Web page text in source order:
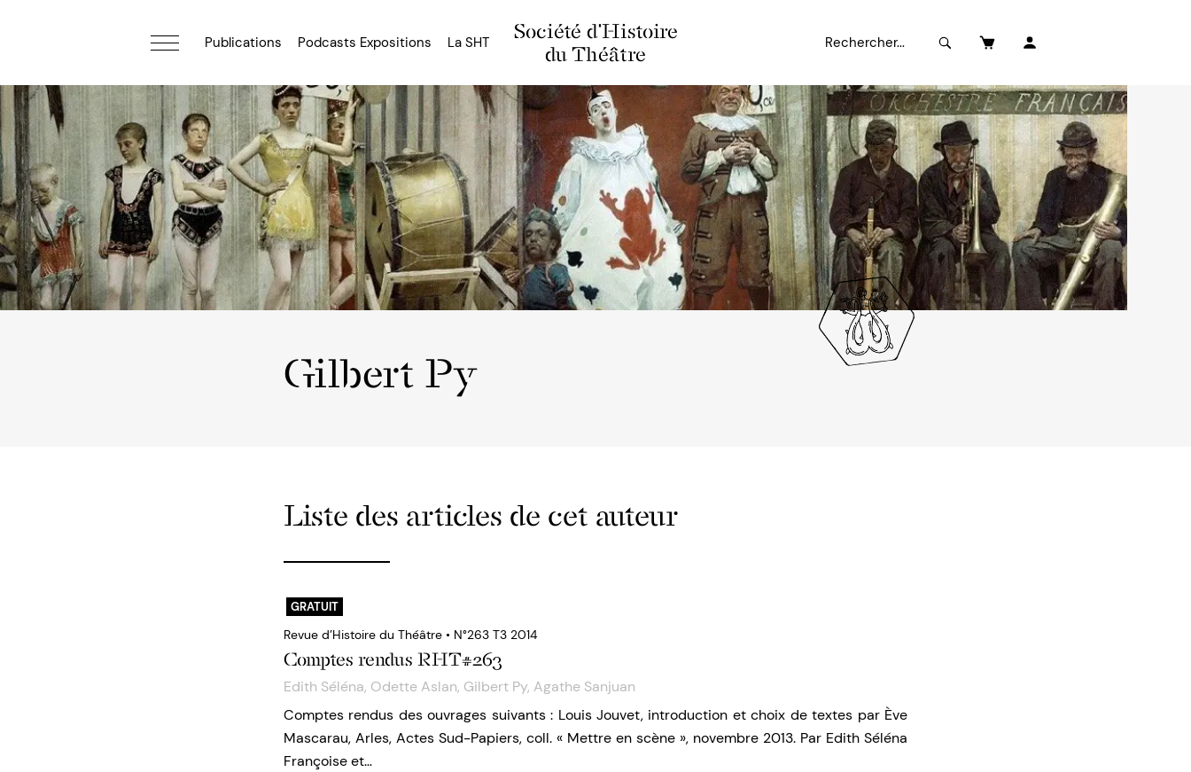
Société d'Histoire
du Théâtre
Publications Podcasts Expositions La SHT
Gilbert Py
Liste des articles de cet auteur
GRATUIT
Revue d’Histoire du Théâtre • N°263 T3 2014
Comptes rendus RHT#263
Edith Séléna, Odette Aslan, Gilbert Py, Agathe Sanjuan
Comptes rendus des ouvrages suivants : Louis Jouvet, introduction et choix de textes par Ève
Mascarau, Arles, Actes Sud-Papiers, coll. « Mettre en scène », novembre 2013. Par Edith Séléna
Françoise et…